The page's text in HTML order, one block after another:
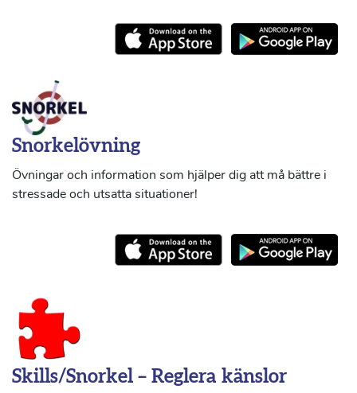
Snorkelövning
Övningar och information som hjälper dig att må bättre i
stressade och utsatta situationer!
Skills/Snorkel – Reglera känslor